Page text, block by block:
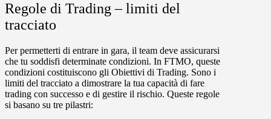
Regole di Trading – limiti del
tracciato
Per permetterti di entrare in gara, il team deve assicurarsi
che tu soddisfi determinate condizioni. In FTMO, queste
condizioni costituiscono gli Obiettivi di Trading. Sono i
limiti del tracciato a dimostrare la tua capacità di fare
trading con successo e di gestire il rischio. Queste regole
si basano su tre pilastri: